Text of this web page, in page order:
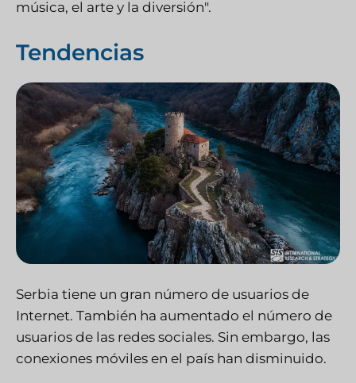
música, el arte y la diversión".
Tendencias
Serbia tiene un gran número de usuarios de
Internet. También ha aumentado el número de
usuarios de las redes sociales. Sin embargo, las
conexiones móviles en el país han disminuido.